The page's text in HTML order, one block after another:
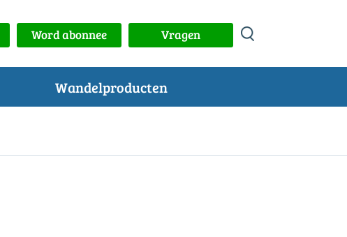
Word abonnee Vragen
Wandelproducten